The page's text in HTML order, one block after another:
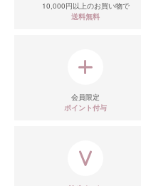
10,000円以上のお買い物で
送料無料
会員限定
ポイント付与